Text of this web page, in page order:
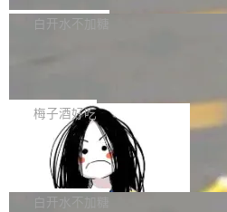
获配9...
题，该问题可能导致在旧版 Linux 内
P）！这一里程碑不仅标志着 Fluss 迈
长期停止内容更新，未能实现其作为
提交的编辑请求也长期处于待处理状
pedia 于去年底上线，定位为由人工
容的百科平台，被马斯克视为传统众
维基百科的替代方案。Lawfare 调查
热门页面还是低关注度页面，均未出
白开水不加糖
是这样的：配 MessageSource 的
声明 LocaleResolver、注册
erceptor…五六步之后才能看到第一
本。 Solon 换了个方式。整个 i18n
梅子酒好吃
Apache Doris 4.1 全面增强
支持 UPDATE、MERGE INTO
erg V3
Apache Doris 4.1 要补齐的，正是
半。在已有查询能力的基础上，Doris
白开水不加糖